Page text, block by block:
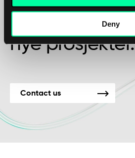
Deny
Vi er
nye prosjekter.
Contact us